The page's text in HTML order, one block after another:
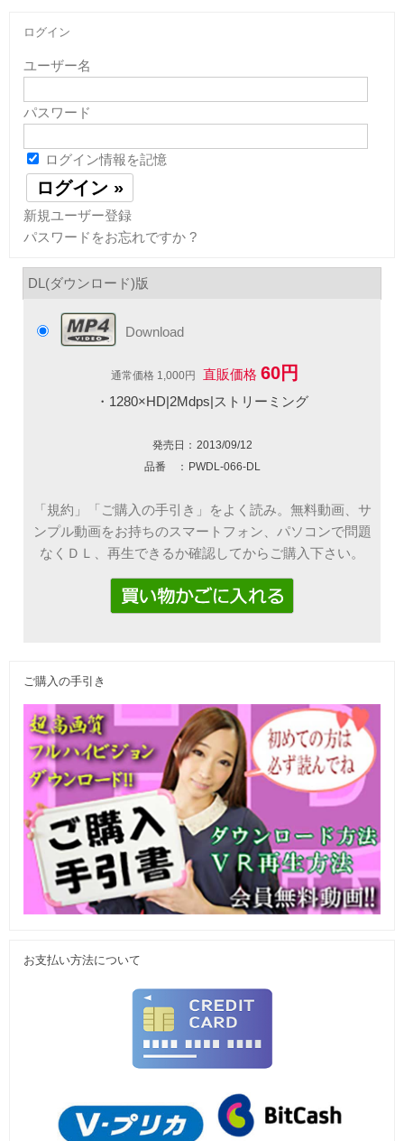
ログイン
ユーザー名
パスワード
ログイン情報を記憶
新規ユーザー登録
パスワードをお忘れですか ?
DL(ダウンロード)版
Download
通常価格 1,000円 直販価格 60円
・1280×HD|2Mdps|ストリーミング
発売日： 2013/09/12
品番 ： PWDL-066-DL
「規約」「ご購入の手引き」をよく読み。無料動画、サ
ンプル動画をお持ちのスマートフォン、パソコンで問題
なくＤＬ、再生できるか確認してからご購入下さい。
ご購入の手引き
お支払い方法について